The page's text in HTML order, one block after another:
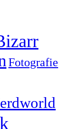
Fotografie